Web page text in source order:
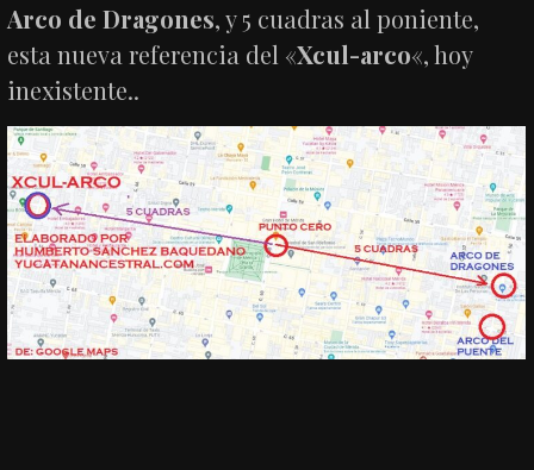
Arco de Dragones, y 5 cuadras al poniente,
esta nueva referencia del «Xcul-arco«, hoy
inexistente..